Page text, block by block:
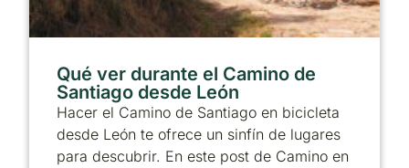
Qué ver durante el Camino de
Santiago desde León
Hacer el Camino de Santiago en bicicleta
desde León te ofrece un sinfín de lugares
para descubrir. En este post de Camino en